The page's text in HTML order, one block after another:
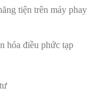
tiện trên máy phay
hóa điều phức tạp